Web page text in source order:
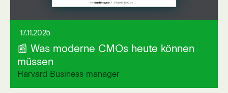
17.11.2025
📰 Was moderne CMOs heute können
müssen
Harvard Business manager